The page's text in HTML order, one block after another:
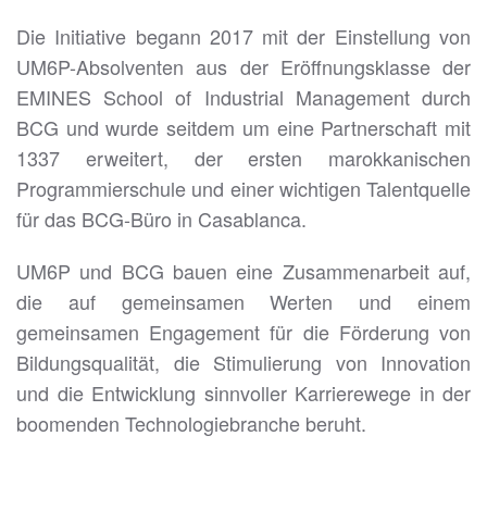
Die Initiative begann 2017 mit der Einstellung von
UM6P-Absolventen aus der Eröffnungsklasse der
EMINES School of Industrial Management durch
BCG und wurde seitdem um eine Partnerschaft mit
1337 erweitert, der ersten marokkanischen
Programmierschule und einer wichtigen Talentquelle
für das BCG-Büro in Casablanca.
UM6P und BCG bauen eine Zusammenarbeit auf,
die auf gemeinsamen Werten und einem
gemeinsamen Engagement für die Förderung von
Bildungsqualität, die Stimulierung von Innovation
und die Entwicklung sinnvoller Karrierewege in der
boomenden Technologiebranche beruht.